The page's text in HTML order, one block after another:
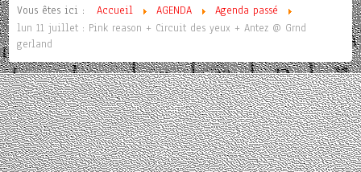
Vous êtes ici : Accueil AGENDA
Agenda passé
lun 11 juillet : Pink reason + Circuit des yeux + Antez @ Grnd
gerland